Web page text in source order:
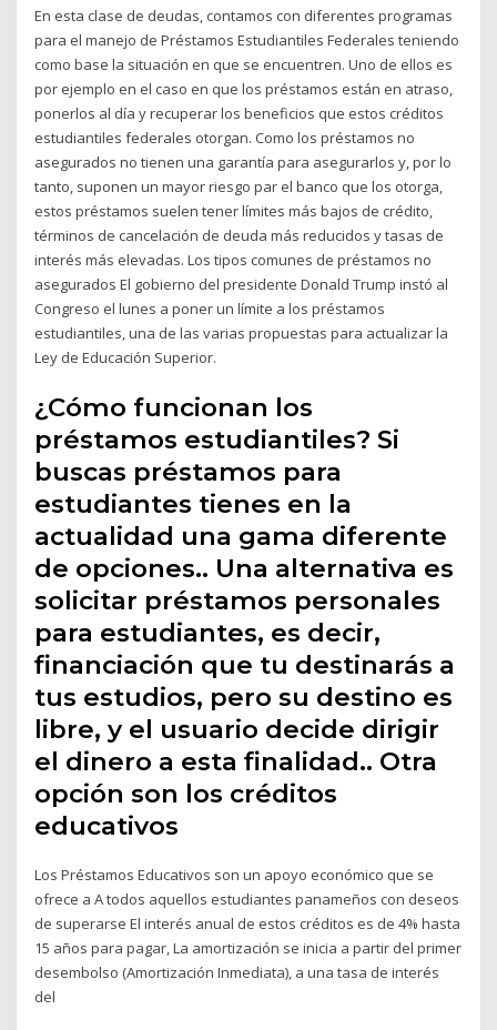
En esta clase de deudas, contamos con diferentes programas
para el manejo de Préstamos Estudiantiles Federales teniendo
como base la situación en que se encuentren. Uno de ellos es
por ejemplo en el caso en que los préstamos están en atraso,
ponerlos al día y recuperar los beneficios que estos créditos
estudiantiles federales otorgan. Como los préstamos no
asegurados no tienen una garantía para asegurarlos y, por lo
tanto, suponen un mayor riesgo par el banco que los otorga,
estos préstamos suelen tener límites más bajos de crédito,
términos de cancelación de deuda más reducidos y tasas de
interés más elevadas. Los tipos comunes de préstamos no
asegurados El gobierno del presidente Donald Trump instó al
Congreso el lunes a poner un límite a los préstamos
estudiantiles, una de las varias propuestas para actualizar la
Ley de Educación Superior.
¿Cómo funcionan los
préstamos estudiantiles? Si
buscas préstamos para
estudiantes tienes en la
actualidad una gama diferente
de opciones.. Una alternativa es
solicitar préstamos personales
para estudiantes, es decir,
financiación que tu destinarás a
tus estudios, pero su destino es
libre, y el usuario decide dirigir
el dinero a esta finalidad.. Otra
opción son los créditos
educativos
Los Préstamos Educativos son un apoyo económico que se
ofrece a A todos aquellos estudiantes panameños con deseos
de superarse El interés anual de estos créditos es de 4% hasta
15 años para pagar, La amortización se inicia a partir del primer
desembolso (Amortización Inmediata), a una tasa de interés
del